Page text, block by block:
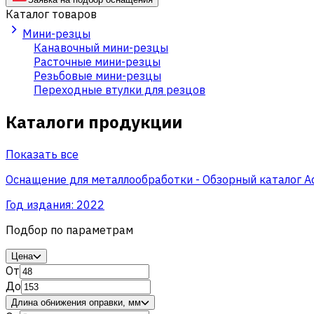
Каталог товаров
Мини-резцы
Канавочный мини-резцы
Расточные мини-резцы
Резьбовые мини-резцы
Переходные втулки для резцов
Каталоги продукции
Показать все
Оснащение для металлообработки - Обзорный каталог
Год издания: 2022
Подбор по параметрам
Цена
От
До
Длина обнижения оправки, мм